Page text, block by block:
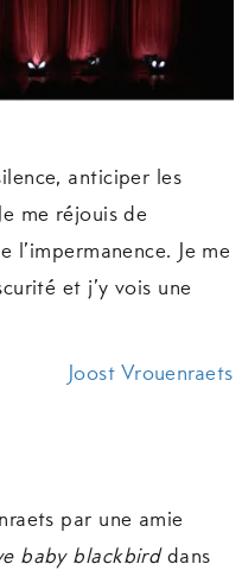
anticiper les
me réjouis de
l’impermanence. Je me
et j’y vois une
Joost Vrouenraets
par une amie
baby blackbirddans